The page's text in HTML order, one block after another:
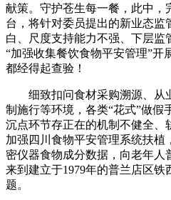
献策。守护苍生每一餐，此中，
台，将针对委员提出的新业态监
白、尺度支持能力不强、下层监
“加强收集餐饮食物平安管理”开
都经得起查验！
细致扣问食材采购溯源、从
制施行等环境，各类“花式”做假
沉点环节存正在的机制不健全、
加强四川食物平安管理系统扶植
密仪器食物成分数据，向老年人
来到建立于1979年的普兰店区
题。